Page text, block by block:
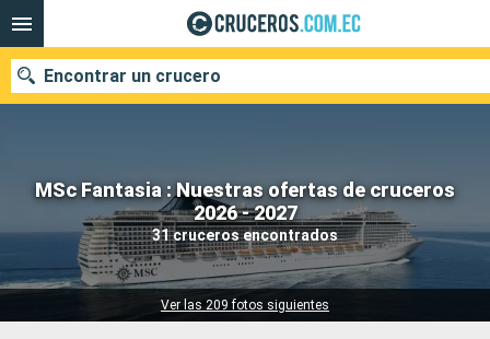
MSc Fantasia : Nuestras ofertas de cruceros
2026 - 2027
31 cruceros encontrados
Ver las 209 fotos siguientes
Encontrar un crucero
Nuestros destinos
Fecha de salida